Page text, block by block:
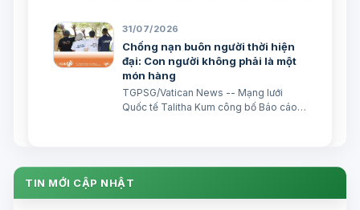
31/07/2026
Chống nạn buôn người thời hiện
đại: Con người không phải là một
món hàng
TGPSG/Vatican News -- Mạng lưới
Quốc tế Talitha Kum công bố Báo cáo
lột trực tuyến và các trò lừa đảo trực
tuyến đã trở thành nhữ…
TIN MỚI CẬP NHẬT